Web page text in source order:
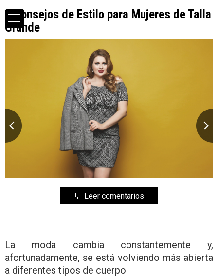
4 Consejos de Estilo para Mujeres de Talla
Grande
💬 Leer comentarios
La moda cambia constantemente y,
afortunadamente, se está volviendo más abierta
a diferentes tipos de cuerpo.